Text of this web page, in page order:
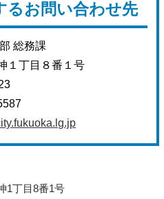
るお問い合わせ先
総務課
１丁目８番１号
1丁目8番1号